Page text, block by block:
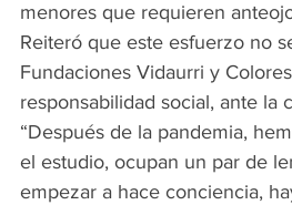
menores que requieren
Reiteró que este esfuerzo no
Fundaciones Vidaurri y
responsabilidad social, ante la
“Después de la pandemia,
el estudio, ocupan un par de
empezar a hace conciencia,